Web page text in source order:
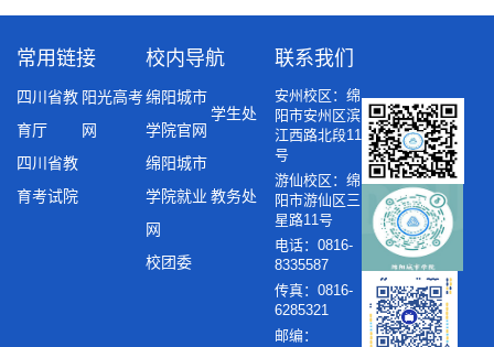
常用链接
四川省教
育厅
阳光高考
网
四川省教
育考试院
校内导航
绵阳城市
学院官网
学生处
绵阳城市
学院就业
网
教务处
校团委
联系我们
安州校区：绵
阳市安州区滨
江西路北段11
号
游仙校区：绵
阳市游仙区三
星路11号
电话：0816-
8335587
传真：0816-
6285321
邮编：